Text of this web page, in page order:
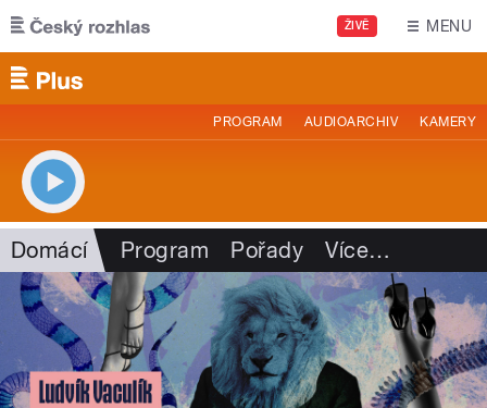
Přejít k hlavnímu obsahu
ŽIVĚ MENU
PROGRAM AUDIOARCHIV KAMERY
Domácí Program Pořady Více…